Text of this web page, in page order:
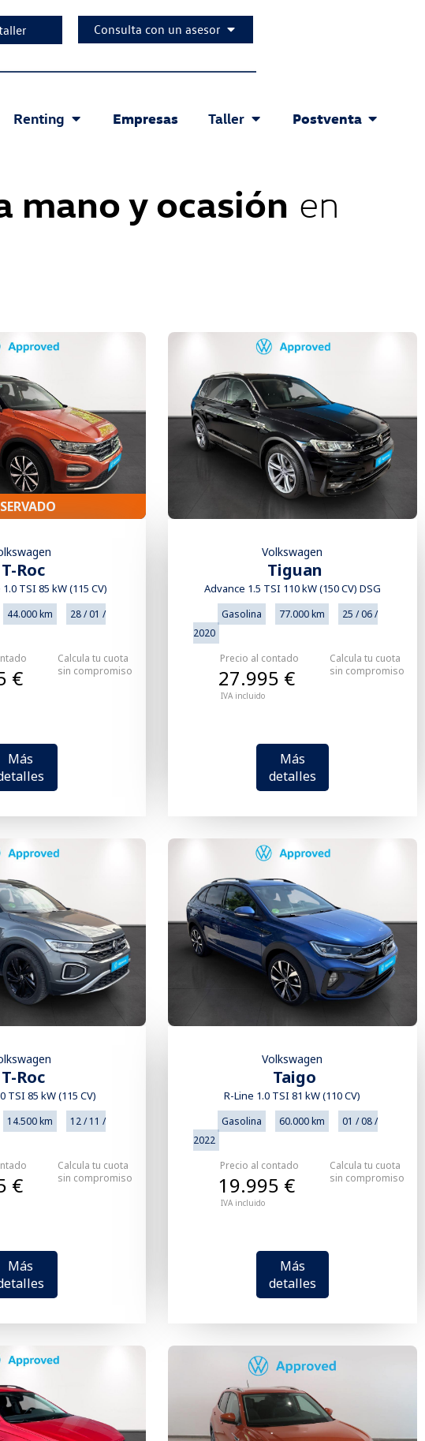
Consulta con un asesor
Renting Empresas Taller Postventa
mano y ocasión en
T-Roc
TSI 85 kW (115 CV)
44.000 km
28 / 01 /
€
Más
Calcula tu cuota
sin compromiso
Volkswagen
Tiguan
Advance 1.5 TSI 110 kW (150 CV) DSG
Gasolina 77.000 km
25 / 06 /
2020
Precio al contado
IVA incluido
27.995 €
Más
detalles
Calcula tu cuota
sin compromiso
T-Roc
TSI 85 kW (115 CV)
14.500 km
12 / 11 /
€
Más
Calcula tu cuota
sin compromiso
Volkswagen
Taigo
R-Line 1.0 TSI 81 kW (110 CV)
Gasolina 60.000 km
01 / 08 /
2022
Precio al contado
IVA incluido
19.995 €
Más
detalles
Calcula tu cuota
sin compromiso